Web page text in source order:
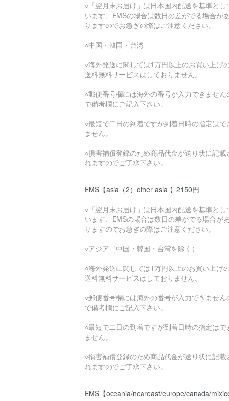
○「翌月末お届け」は日本国内配送を基準とし
います、EMSの場合は数日の差がでる場合があ
りますのでお急ぎの際はご注意ください。
○中国・韓国・台湾
○海外発送に関しては1万円以上のお買い上げ
送料無料サービスはしておりません。
○郵便番号欄には海外の番号が入力できません
で備考欄にご記入下さい。
○最短で二日の到着ですが到着日時の指定はで
ません。
○損害補償登録のため商品代金が送り状に記載
れますのでご了承下さい。
EMS【asia（2）other asia 】2150円
○「翌月末お届け」は日本国内配送を基準とし
います、EMSの場合は数日の差がでる場合があ
りますのでお急ぎの際はご注意ください。
○アジア（中国・韓国・台湾を除く）
○海外発送に関しては1万円以上のお買い上げ
送料無料サービスはしておりません。
○郵便番号欄には海外の番号が入力できません
で備考欄にご記入下さい。
○最短で二日の到着ですが到着日時の指定はで
ません。
○損害補償登録のため商品代金が送り状に記載
れますのでご了承下さい。
EMS【oceania/neareast/europe/canada/mixico